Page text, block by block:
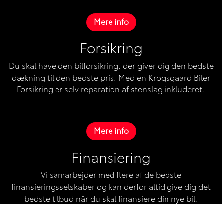
Mere info
Forsikring
Du skal have den bilforsikring, der giver dig den bedste
dækning til den bedste pris. Med en Krogsgaard Biler
Forsikring er selv reparation af stenslag inkluderet.
Mere info
Finansiering
Vi samarbejder med flere af de bedste
finansieringsselskaber og kan derfor altid give dig det
bedste tilbud når du skal finansiere din nye bil.